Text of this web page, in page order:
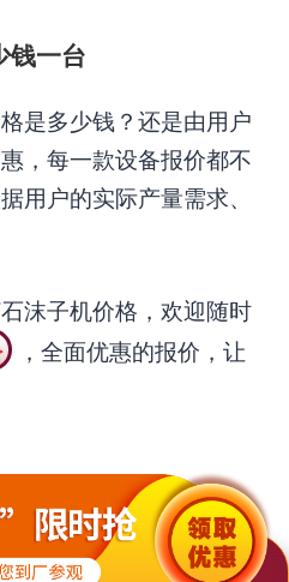
钱一台
是多少钱？还是由用户
，每一款设备报价都不
用户的实际产量需求、
沫子机价格，欢迎随时
，全面优惠的报价，让